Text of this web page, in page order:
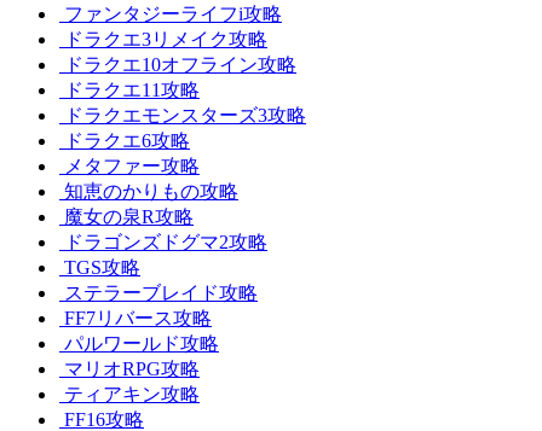
ファンタジーライフi攻略
ドラクエ3リメイク攻略
ドラクエ10オフライン攻略
ドラクエ11攻略
ドラクエモンスターズ3攻略
ドラクエ6攻略
メタファー攻略
知恵のかりもの攻略
魔女の泉R攻略
ドラゴンズドグマ2攻略
TGS攻略
ステラーブレイド攻略
FF7リバース攻略
パルワールド攻略
マリオRPG攻略
ティアキン攻略
FF16攻略